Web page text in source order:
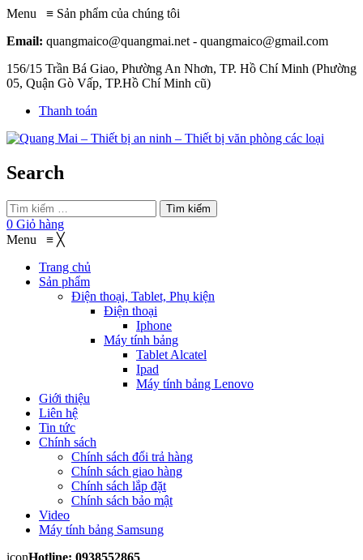
Menu ≡ Sản phẩm của chúng tôi
Email: quangmaico@quangmai.net - quangmaico@gmail.com
156/15 Trần Bá Giao, Phường An Nhơn, TP. Hồ Chí Minh (Phường
05, Quận Gò Vấp, TP.Hồ Chí Minh cũ)
Thanh toán
Search
Tìm kiếm
0 Giỏ hàng
Menu ≡ ╳
Trang chủ
Sản phẩm
Điện thoại, Tablet, Phụ kiện
Điện thoại
Iphone
Máy tính bảng
Tablet Alcatel
Ipad
Máy tính bảng Lenovo
Giới thiệu
Liên hệ
Tin tức
Chính sách
Chính sách đổi trả hàng
Chính sách giao hàng
Chính sách lắp đặt
Chính sách bảo mật
Video
Máy tính bảng Samsung
iconHotline: 0938552865